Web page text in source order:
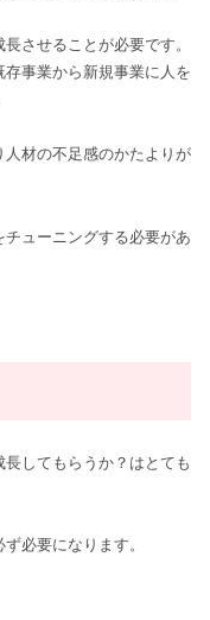
させることが必要です。
事業から新規事業に人を
材の不足感のかたよりが
ューニングする必要があ
してもらうか？はとても
必要になります。